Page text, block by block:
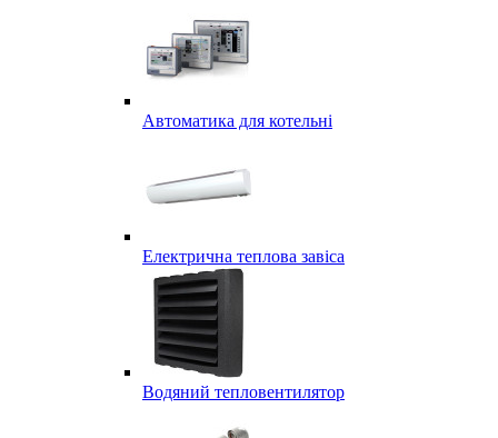
Автоматика для котельні
Електрична теплова завіса
Водяний тепловентилятор